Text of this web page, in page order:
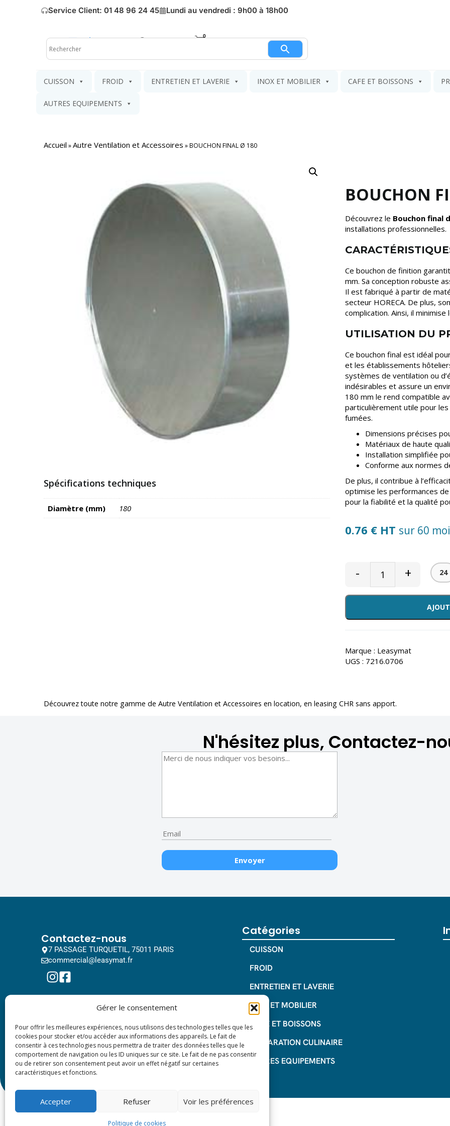
Gérer le consentement
Pour offrir les meilleures expériences, nous utilisons des technologies telles que les
cookies pour stocker et/ou accéder aux informations des appareils. Le fait de
consentir à ces technologies nous permettra de traiter des données telles que le
comportement de navigation ou les ID uniques sur ce site. Le fait de ne pas consentir
ou de retirer son consentement peut avoir un effet négatif sur certaines
caractéristiques et fonctions.
Accepter Refuser Voir les préférences
Politique de cookies
Service Client: 01 48 96 24 45 Lundi au vendredi : 9h00 à 18h00
Mon compte Mon panier
CUISSON FROID ENTRETIEN ET LAVERIE INOX ET MOBILIER CAFE ET BOISSONS
AUTRES EQUIPEMENTS
Accueil »Autre Ventilation et Accessoires »BOUCHON FINAL Ø 180
Spécifications techniques
Diamètre (mm) 180
BOUCHON
Découvrez le Bouchon final
installations professionnelles.
Ce bouchon de finition
mm. Sa conception robuste
Il est fabriqué à partir de
secteur HORECA. De plus,
complication. Ainsi, il
UTILISATION DU
Ce bouchon final est idéal
et les établissements
systèmes de ventilation ou
indésirables et assure un
180 mm le rend compatible
particulièrement utile pour
fumées.
Dimensions précises
Matériaux de haute
Installation simplifiée
Conforme aux normes
De plus, il contribue à
optimise les performances
pour la fiabilité et la qualité
0.76 € HT sur 60
- + 24
Marque : Leasymat
UGS : 7216.0706
Découvrez toute notre gamme de Autre Ventilation et Accessoires en location, en leasing CHR sans apport.
N'hésitez plus, Contactez-
Contactez-nous
7 PASSAGE TURQUETIL, 75011 PARIS
commercial@leasymat.fr
Catégories
CUISSON
FROID
ENTRETIEN ET LAVERIE
INOX ET MOBILIER
CAFE ET BOISSONS
PREPARATION CULINAIRE
AUTRES EQUIPEMENTS
© 2024 All rights reserved. Leasy Mat.